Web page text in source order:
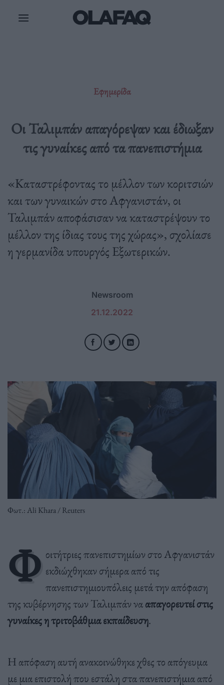
Εφημερίδα
Οι Ταλιμπάν απαγόρεψαν και έδιωξαν
τις γυναίκες από τα πανεπιστήμια
«Καταστρέφοντας το μέλλον των κοριτσιών
και των γυναικών στο Αφγανιστάν, οι
Ταλιμπάν αποφάσισαν να καταστρέψουν το
μέλλον της ίδιας τους της χώρας», σχολίασε
η γερμανίδα υπουργός Εξωτερικών.
Newsroom
21.12.2022
Φωτ.: Ali Khara / Reuters
Φ οιτήτριες πανεπιστημίων στο Αφγανιστάν
εκδιώχθηκαν σήμερα από τις
πανεπιστημιουπόλεις μετά την απόφαση
της κυβέρνησης των Ταλιμπάν νααπαγορευτεί στις
γυναίκες η τριτοβάθμια εκπαίδευση.
Η απόφαση αυτή ανακοινώθηκε χθες το απόγευμα
με μια επιστολή που εστάλη στα πανεπιστήμια από